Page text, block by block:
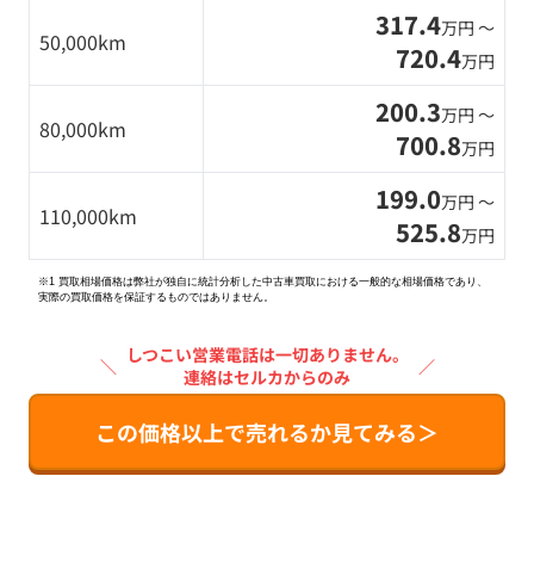
50,000km 317.4万円 〜
720.4万円
80,000km 200.3万円 〜
700.8万円
110,000km 199.0万円 〜
525.8万円
※1 買取相場価格は弊社が独自に統計分析した中古車買取における一般的な相場価格であり、
実際の買取価格を保証するものではありません。
＼ しつこい営業電話は一切ありません。
連絡はセルカからのみ
／
この価格以上で売れるか見てみる＞